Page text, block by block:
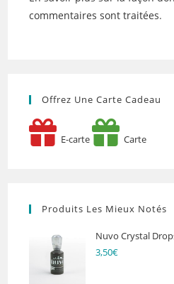
commentaires sont traitées.
Offrez Une Carte Cadeau
E-carte Carte
Produits Les Mieux Notés
Nuvo Crystal
3,50€